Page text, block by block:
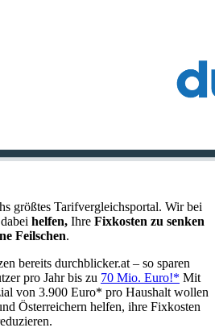
größtes Tarifvergleichsportal. Wir bei
dabei helfen, Ihre Fixkosten zu senken
Feilschen.
bereits durchblicker.at – so sparen
pro Jahr bis zu 70 Mio. Euro!* Mit
von 3.900 Euro* pro Haushalt wollen
Österreichern helfen, ihre Fixkosten